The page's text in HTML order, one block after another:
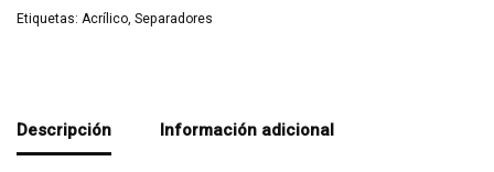
Etiquetas: Acrílico Separadores
Descripción Información adicional